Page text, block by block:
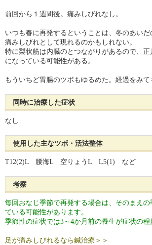
前回から１週間後。痛みしびれなし。
いつも春に再発するということは、冬のあい
痛みしびれとして現れるのかもしれない。
特に梨状筋は内臓のとつながりがあるので、正
になっている可能性がある。
もういちど胃腸のツボもゆるめた。経過をみて
同時に治療した症状
なし
使用した主なツボ・活法整体
T12(2)L 腰海L 空りょうL L5(1) など
考察
毎回おなじ季節で再発する場合は、そのまえの
ている可能性があります。
季節性の症状では3～4か月前の養生が症状の程
足が痛みしびれるなら鍼治療＞＞